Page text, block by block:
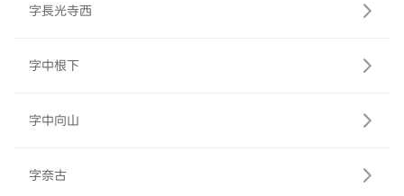
字長光寺西
字中根下
字中向山
字奈古